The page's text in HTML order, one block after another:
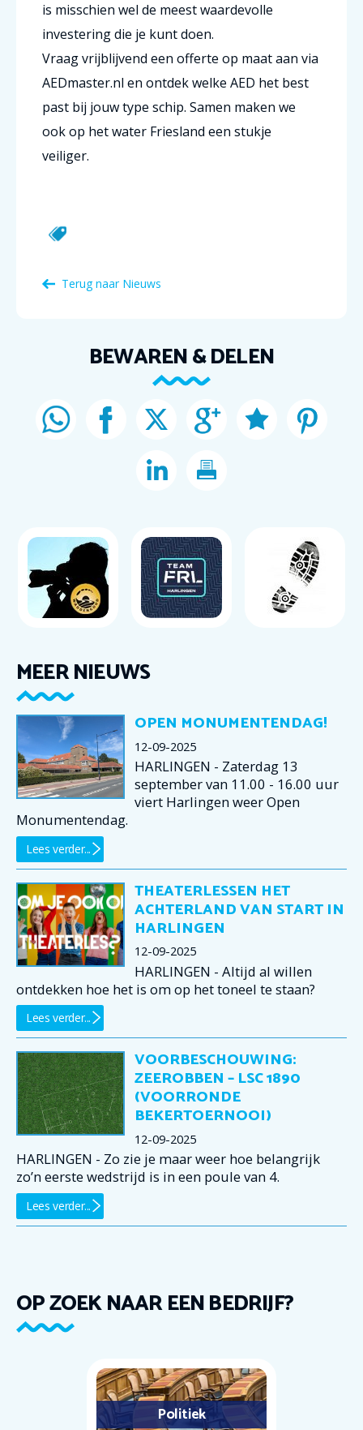
is misschien wel de meest waardevolle
investering die je kunt doen.
Vraag vrijblijvend een offerte op maat aan via
AEDmaster.nl en ontdek welke AED het best
past bij jouw type schip. Samen maken we
ook op het water Friesland een stukje
veiliger.
Terug naar Nieuws
BEWAREN & DELEN
MEER NIEUWS
OPEN MONUMENTENDAG!
12-09-2025
HARLINGEN - Zaterdag 13
september van 11.00 - 16.00 uur
viert Harlingen weer Open
Monumentendag.
Lees verder...
THEATERLESSEN HET
ACHTERLAND VAN START IN
HARLINGEN
12-09-2025
HARLINGEN - Altijd al willen
ontdekken hoe het is om op het toneel te staan?
Lees verder...
VOORBESCHOUWING:
ZEEROBBEN – LSC 1890
(VOORRONDE
BEKERTOERNOOI)
12-09-2025
HARLINGEN - Zo zie je maar weer hoe belangrijk
zo’n eerste wedstrijd is in een poule van 4.
Lees verder...
OP ZOEK NAAR EEN BEDRIJF?
Politiek